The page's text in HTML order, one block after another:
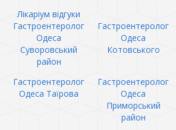
Лікаріум відгуки
Гастроентеролог
Одеса
Суворовський
район
Гастроентеролог
Одеса
Котовського
Гастроентеролог
Одеса Таїрова
Гастроентеролог
Одеса
Приморський
район